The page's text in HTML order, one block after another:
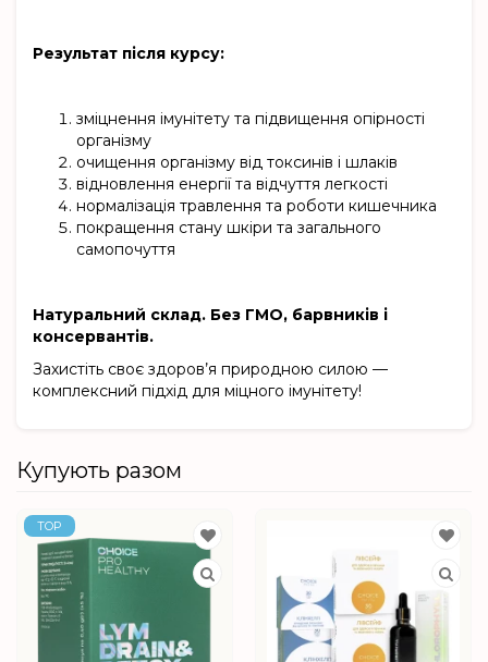
Результат після курсу:
зміцнення імунітету та підвищення опірності
організму
очищення організму від токсинів і шлаків
відновлення енергії та відчуття легкості
нормалізація травлення та роботи кишечника
покращення стану шкіри та загального
самопочуття
Натуральний склад. Без ГМО, барвників і
консервантів.
Захистіть своє здоров’я природною силою —
комплексний підхід для міцного імунітету!
Купують разом
TOP